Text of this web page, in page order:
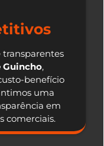
transparentes
Guincho,
benefício
uma
em
comerciais.